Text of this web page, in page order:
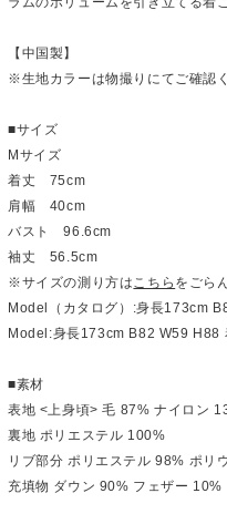
【中国製】
※生地カラーは物撮りにてご確認
■サイズ
Mサイズ
着丈 75cm
肩幅 40cm
バスト 96.6cm
袖丈 56.5cm
※サイズの測り方は こちら をごら
Model（カタログ）:身長173cm
Model:身長173cm B82 W59 H88
■素材
表地 <上身頃> 毛 87% ナイロン
裏地 ポリエステル 100%
リブ部分 ポリエステル 98% ポリ
充填物 ダウン 90% フェザー 10%